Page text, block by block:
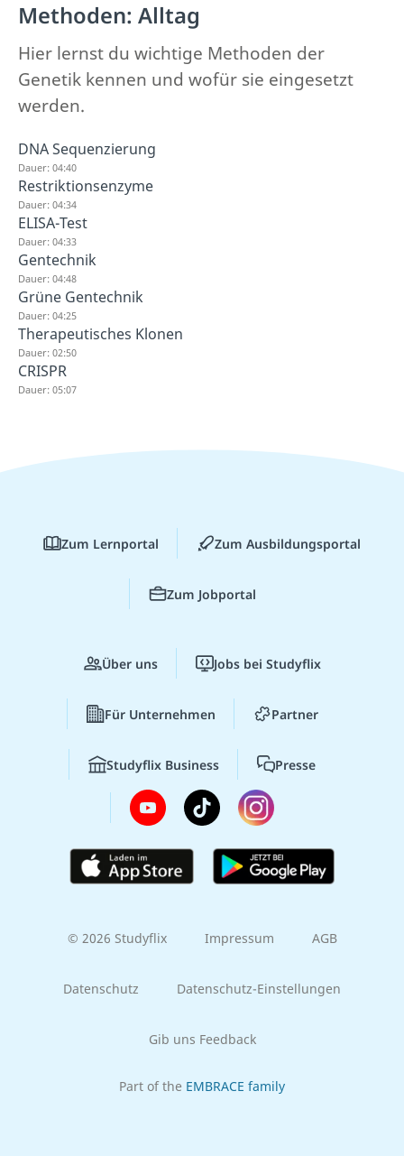
Methoden: Alltag
Hier lernst du wichtige Methoden der
Genetik kennen und wofür sie eingesetzt
werden.
DNA Sequenzierung
Dauer: 04:40
Restriktionsenzyme
Dauer: 04:34
ELISA-Test
Dauer: 04:33
Gentechnik
Dauer: 04:48
Grüne Gentechnik
Dauer: 04:25
Therapeutisches Klonen
Dauer: 02:50
CRISPR
Dauer: 05:07
Zum Lernportal Zum Ausbildungsportal
Zum Jobportal
Über uns Jobs bei Studyflix
Für Unternehmen Partner
Studyflix Business Presse
© 2026 Studyflix Impressum AGB
Datenschutz Datenschutz-Einstellungen
Gib uns Feedback
Part of the EMBRACE family